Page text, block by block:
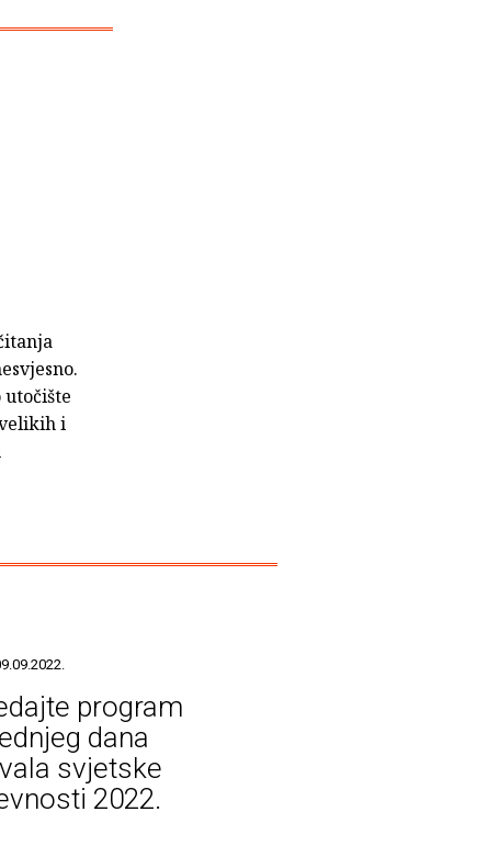
i
program
dana
svjetske
2022.